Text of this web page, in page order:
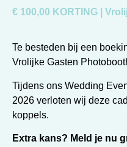
€ 100,00 KORTING |
Te besteden bij een
Vrolijke Gasten
Tijdens ons Wedding
2026 verloten wij deze
koppels.
Extra kans? Meld je nu